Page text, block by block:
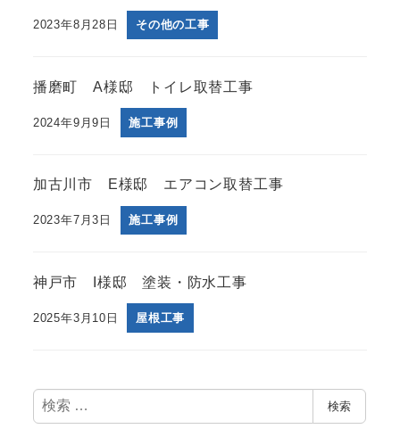
2023年8月28日 その他の工事
播磨町 A様邸 トイレ取替工事
2024年9月9日 施工事例
加古川市 E様邸 エアコン取替工事
2023年7月3日 施工事例
神戸市 I様邸 塗装・防水工事
2025年3月10日 屋根工事
検
索
検索